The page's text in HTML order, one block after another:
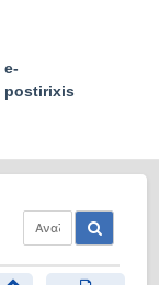
e-
postirixis